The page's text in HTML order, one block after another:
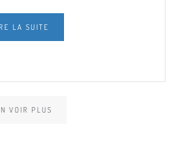
LA SUITE
VOIR PLUS